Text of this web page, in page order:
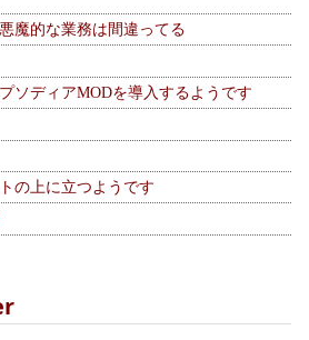
魔的な業務は間違ってる
ソディアMODを導入するようです
の上に立つようです